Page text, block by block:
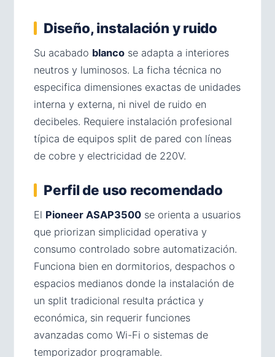
Diseño, instalación y ruido
Su acabado blanco se adapta a interiores
neutros y luminosos. La ficha técnica no
especifica dimensiones exactas de unidades
interna y externa, ni nivel de ruido en
decibeles. Requiere instalación profesional
típica de equipos split de pared con líneas
de cobre y electricidad de 220V.
Perfil de uso recomendado
El Pioneer ASAP3500 se orienta a usuarios
que priorizan simplicidad operativa y
consumo controlado sobre automatización.
Funciona bien en dormitorios, despachos o
espacios medianos donde la instalación de
un split tradicional resulta práctica y
económica, sin requerir funciones
avanzadas como Wi-Fi o sistemas de
temporizador programable.